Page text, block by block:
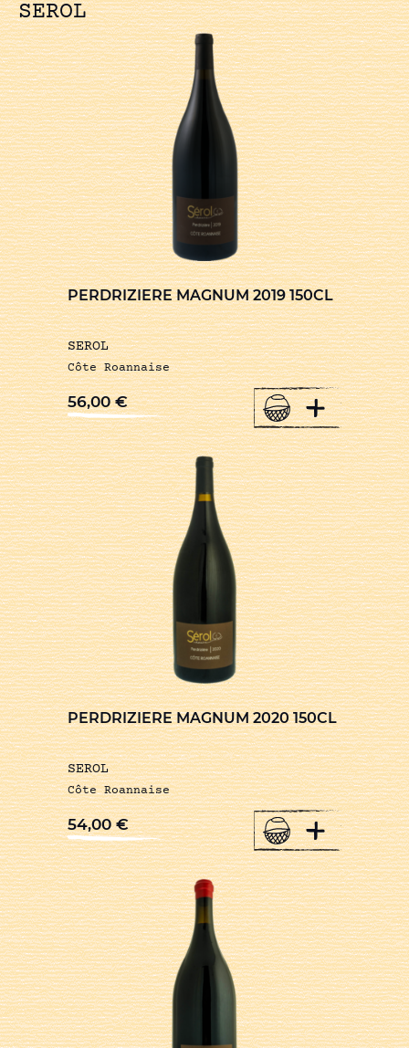
SEROL
PERDRIZIERE MAGNUM 2019 150CL
SEROL
Côte Roannaise
56,00€ +
PERDRIZIERE MAGNUM 2020 150CL
SEROL
Côte Roannaise
54,00€ +